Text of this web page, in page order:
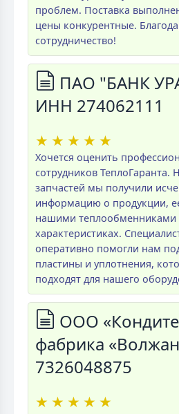
проблем. Поставка
цены конкурентные.
сотрудничество!
ПАО "БАНК
ИНН 274062111
★ ★ ★ ★ ★
Хочется оценить
сотрудников ТеплоГаранта.
запчастей мы получили
информацию о продукции,
нашими теплообменниками
характеристиках.
оперативно помогли нам
пластины и уплотнения,
подходят для нашего
ООО
фабрика
7326048875
★ ★ ★ ★ ★